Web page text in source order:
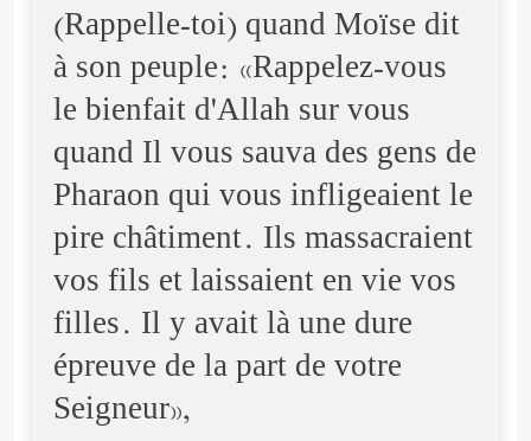
(Rappelle-toi) quand Moïse dit
à son peuple: «Rappelez-vous
le bienfait d'Allah sur vous
quand Il vous sauva des gens de
Pharaon qui vous infligeaient le
pire châtiment. Ils massacraient
vos fils et laissaient en vie vos
filles. Il y avait là une dure
épreuve de la part de votre
Seigneur»,